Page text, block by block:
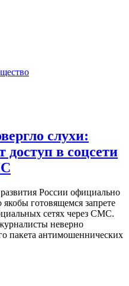
слухи:
доступ в соцсети
России официально
готовящемся запрете
сетях через СМС.
неверно
пакета антимошеннических